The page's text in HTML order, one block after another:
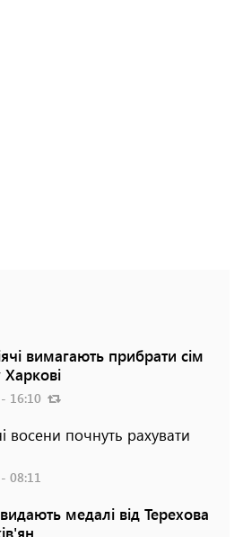
вимагають прибрати сім
Харкові
16:10
восени почнуть рахувати
08:11
медалі від Терехова